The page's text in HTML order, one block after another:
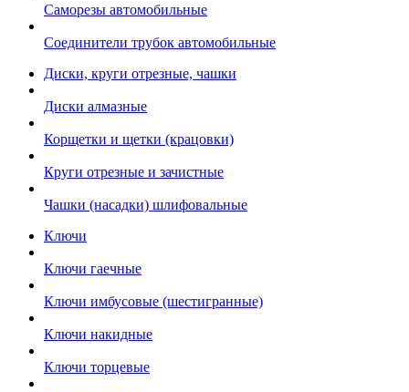
Саморезы автомобильные
Соединители трубок автомобильные
Диски, круги отрезные, чашки
Диски алмазные
Корщетки и щетки (крацовки)
Круги отрезные и зачистные
Чашки (насадки) шлифовальные
Ключи
Ключи гаечные
Ключи имбусовые (шестигранные)
Ключи накидные
Ключи торцевые